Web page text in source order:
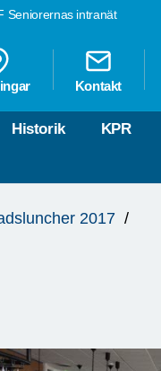
Seniorernas intranät
Kontakt
Historik KPR
2017